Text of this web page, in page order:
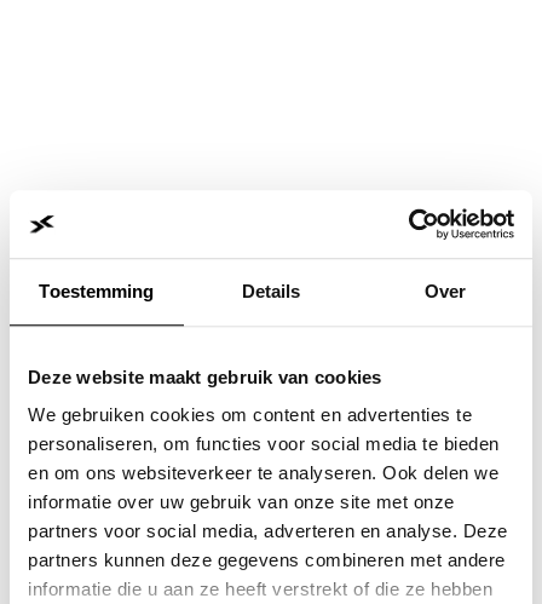
Toestemming Details Over
Deze website maakt gebruik van cookies
We gebruiken cookies om content en advertenties te
personaliseren, om functies voor social media te bieden
en om ons websiteverkeer te analyseren. Ook delen we
informatie over uw gebruik van onze site met onze
partners voor social media, adverteren en analyse. Deze
partners kunnen deze gegevens combineren met andere
informatie die u aan ze heeft verstrekt of die ze hebben
Application error: a client-side exception has occurred while
loadingwww.jvk.nl(see the browser consolefor more
information).